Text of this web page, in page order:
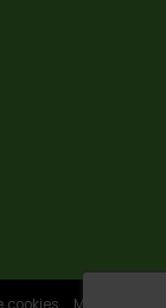
cookies Mapa web